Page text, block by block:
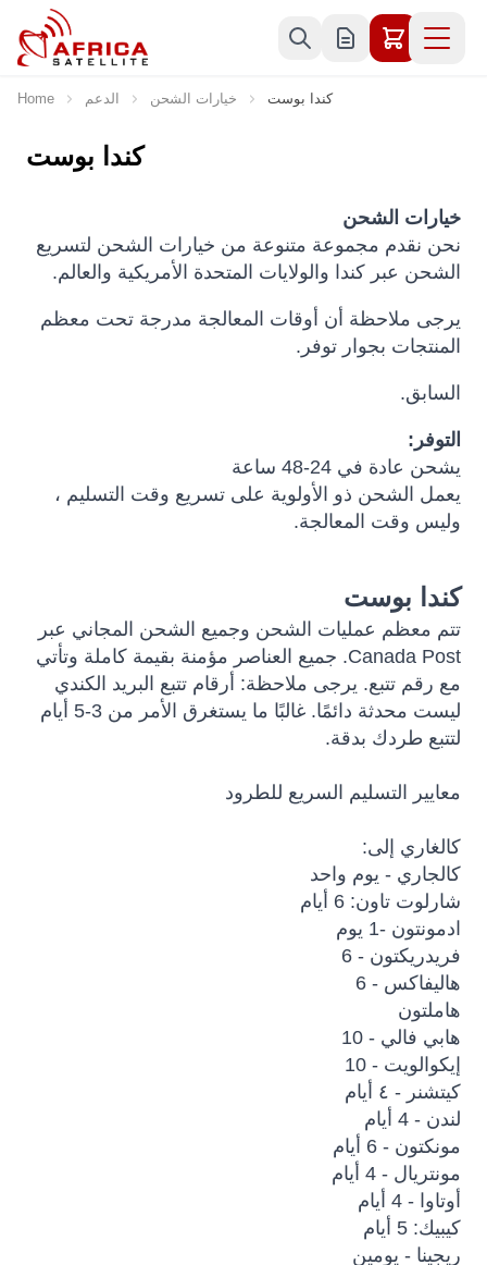
Skip to Content
Home الدعم خيارات الشحن كندا بوست
كندا بوست
خيارات الشحن
نحن نقدم مجموعة متنوعة من خيارات الشحن لتسريع
الشحن عبر كندا والولايات المتحدة الأمريكية والعالم.
يرجى ملاحظة أن أوقات المعالجة مدرجة تحت معظم
المنتجات بجوار توفر.
السابق.
التوفر:
يشحن عادة في 24-48 ساعة
يعمل الشحن ذو الأولوية على تسريع وقت التسليم ،
وليس وقت المعالجة.
كندا بوست
تتم معظم عمليات الشحن وجميع الشحن المجاني عبر
Canada Post. جميع العناصر مؤمنة بقيمة كاملة وتأتي
مع رقم تتبع. يرجى ملاحظة: أرقام تتبع البريد الكندي
ليست محدثة دائمًا. غالبًا ما يستغرق الأمر من 3-5 أيام
لتتبع طردك بدقة.
معايير التسليم السريع للطرود
كالغاري إلى:
كالجاري - يوم واحد
شارلوت تاون: 6 أيام
ادمونتون -1 يوم
فريدريكتون - 6
هاليفاكس - 6
هاملتون
هابي فالي - 10
إيكوالويت - 10
كيتشنر - ٤ أيام
لندن - 4 أيام
مونكتون - 6 أيام
مونتريال - 4 أيام
أوتاوا - 4 أيام
كيبيك: 5 أيام
ريجينا - يومين